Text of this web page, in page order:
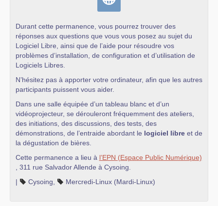
Durant cette permanence, vous pourrez trouver des
réponses aux questions que vous vous posez au sujet du
Logiciel Libre, ainsi que de l’aide pour résoudre vos
problèmes d’installation, de configuration et d’utilisation de
Logiciels Libres.
N’hésitez pas à apporter votre ordinateur, afin que les autres
participants puissent vous aider.
Dans une salle équipée d’un tableau blanc et d’un
vidéoprojecteur, se dérouleront fréquemment des ateliers,
des initiations, des discussions, des tests, des
démonstrations, de l’entraide abordant le logiciel libreet de
la dégustation de bières.
Cette permanence a lieu à l’EPN (Espace Public Numérique)
, 311 rue Salvador Allende à Cysoing.
|
Cysoing Mercredi-Linux (Mardi-Linux)